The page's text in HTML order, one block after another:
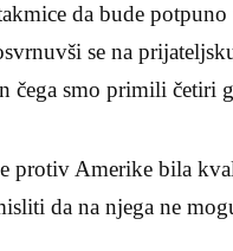
da bude potpuno
se na
čega smo primili četiri
protiv Amerike bila
da na njega ne